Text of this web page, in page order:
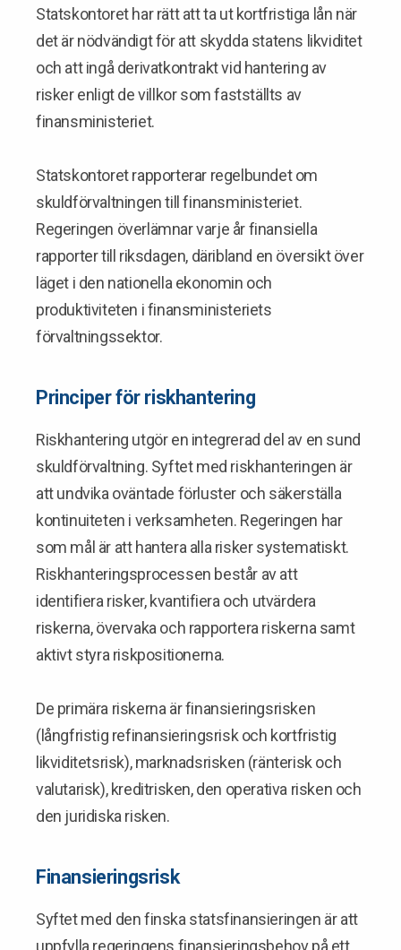
Statskontoret har rätt att ta ut kortfristiga lån när
det är nödvändigt för att skydda statens likviditet
och att ingå derivatkontrakt vid hantering av
risker enligt de villkor som fastställts av
finansministeriet.
Statskontoret rapporterar regelbundet om
skuldförvaltningen till finansministeriet.
Regeringen överlämnar varje år finansiella
rapporter till riksdagen, däribland en översikt över
läget i den nationella ekonomin och
produktiviteten i finansministeriets
förvaltningssektor.
Principer för riskhantering
Riskhantering utgör en integrerad del av en sund
skuldförvaltning. Syftet med riskhanteringen är
att undvika oväntade förluster och säkerställa
kontinuiteten i verksamheten. Regeringen har
som mål är att hantera alla risker systematiskt.
Riskhanteringsprocessen består av att
identifiera risker, kvantifiera och utvärdera
riskerna, övervaka och rapportera riskerna samt
aktivt styra riskpositionerna.
De primära riskerna är finansieringsrisken
(långfristig refinansieringsrisk och kortfristig
likviditetsrisk), marknadsrisken (ränterisk och
valutarisk), kreditrisken, den operativa risken och
den juridiska risken.
Finansieringsrisk
Syftet med den finska statsfinansieringen är att